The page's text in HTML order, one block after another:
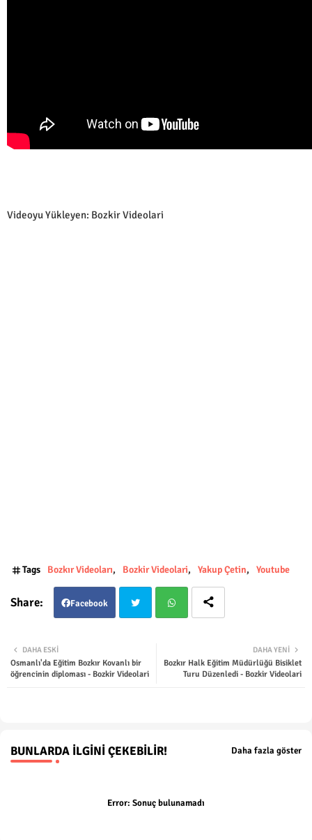
Videoyu Yükleyen: Bozkir Videolari
Tags Bozkır Videoları Bozkir Videolari Yakup Çetin Youtube
Facebook
ter tsap
DAHA YENI
Bozkır Halk Eğitim Müdürlüğü Bisiklet
Turu Düzenledi - Bozkir Videolari
DAHA ESKI
Osmanlı'da Eğitim Bozkır Kovanlı bir
öğrencinin diploması - Bozkir Videolari
BUNLARDA İLGINI ÇEKEBILIR! Daha fazla göster
Error: Sonuç bulunamadı